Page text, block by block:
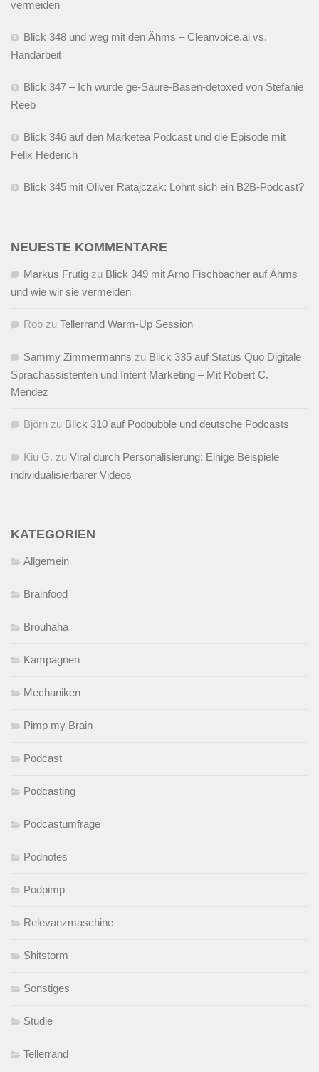
vermeiden
Blick 348 und weg mit den Ähms – Cleanvoice.ai vs.
Handarbeit
Blick 347 – Ich wurde ge-Säure-Basen-detoxed von Stefanie
Reeb
Blick 346 auf den Marketea Podcast und die Episode mit
Felix Hederich
Blick 345 mit Oliver Ratajczak: Lohnt sich ein B2B-Podcast?
NEUESTE KOMMENTARE
Markus Frutig zu Blick 349 mit Arno Fischbacher auf Ähms
und wie wir sie vermeiden
Rob zu Tellerrand Warm-Up Session
Sammy Zimmermanns zu Blick 335 auf Status Quo Digitale
Sprachassistenten und Intent Marketing – Mit Robert C.
Mendez
Björn zu Blick 310 auf Podbubble und deutsche Podcasts
Kiu G. zu Viral durch Personalisierung: Einige Beispiele
individualisierbarer Videos
KATEGORIEN
Allgemein
Brainfood
Brouhaha
Kampagnen
Mechaniken
Pimp my Brain
Podcast
Podcasting
Podcastumfrage
Podnotes
Podpimp
Relevanzmaschine
Shitstorm
Sonstiges
Studie
Tellerrand